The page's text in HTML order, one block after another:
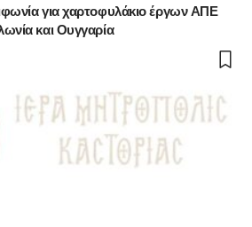
για χαρτοφυλάκιο έργων ΑΠΕ
και Ουγγαρία